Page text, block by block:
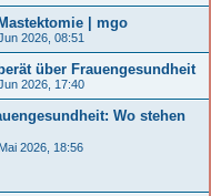
| mgo
2026, 08:51
über Frauengesundheit
2026, 17:40
Wo stehen
2026, 18:56